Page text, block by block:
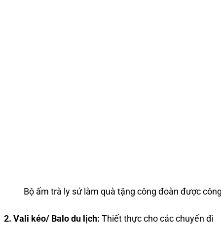
Bộ ấm trà ly sứ làm quà tặng công đoàn được
2. Vali kéo/ Balo du lịch: Thiết thực cho các chuyến đi